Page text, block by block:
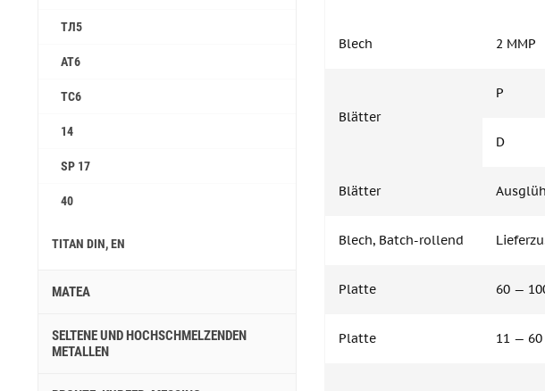
ТЛ5
АТ6
ТС6
14
SP 17
40
TITAN DIN, EN
MATEA
SELTENE UND HOCHSCHMELZENDEN
METALLEN
Blech 2 MMP
Blätter
P
D
Blätter
Blech, Batch-rollend
Platte
60 —
Platte 11 — 60